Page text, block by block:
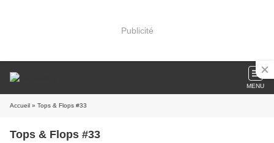
Publicité
MENU
Accueil » Tops & Flops #33
Tops & Flops #33